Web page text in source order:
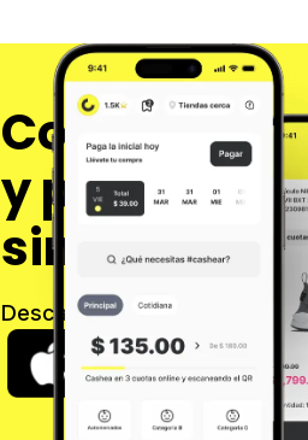
Compra
y paga
sin interés
Descarga nuestra app y